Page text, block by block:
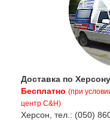
Доставка по Херсону
Бесплатно (при
центр C&H)
Херсон, тел.: (050)